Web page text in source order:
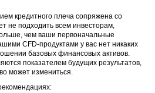
кредитного плеча сопряжена со
не подходить всем инвесторам,
чем ваши первоначальные
CFD-продуктами у вас нет никаких
базовых финансовых активов.
показателем будущих результатов,
может измениться.